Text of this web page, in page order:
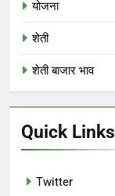
योजना
शेती
शेती बाजार भाव
Quick Links
Twitter